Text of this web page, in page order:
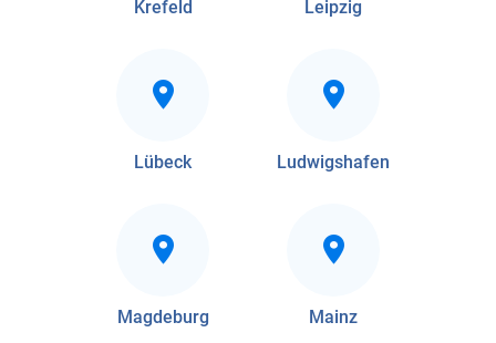
Krefeld Leipzig
Lübeck Ludwigshafen
Magdeburg Mainz